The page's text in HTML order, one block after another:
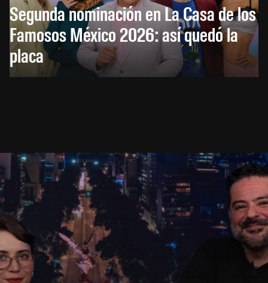
Segunda nominación en La Casa de los
Famosos México 2026: así quedó la
placa